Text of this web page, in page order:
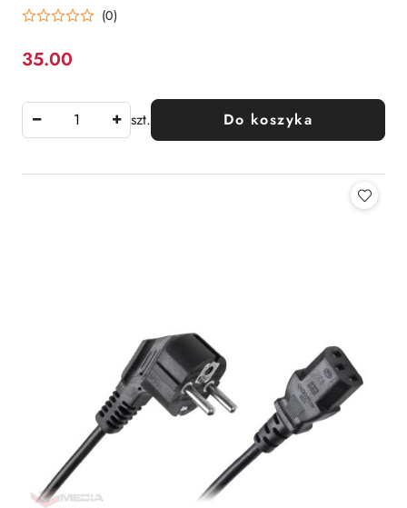
(0)
Cena:
35.00
szt. Do koszyka